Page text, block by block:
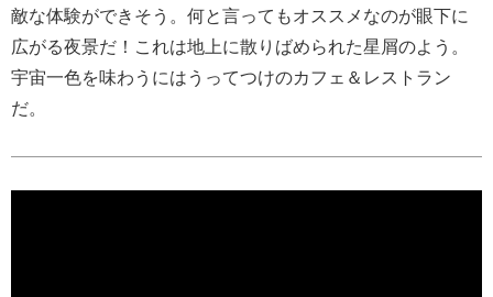
敵な体験ができそう。何と言ってもオススメなのが眼下に
広がる夜景だ！これは地上に散りばめられた星屑のよう。
宇宙一色を味わうにはうってつけのカフェ＆レストラン
だ。